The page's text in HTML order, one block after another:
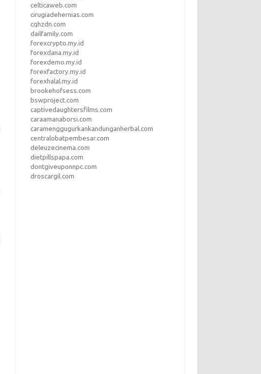
celticaweb.com
cirugiadehernias.com
cqhzdn.com
dailfamily.com
forexcrypto.my.id
forexdana.my.id
forexdemo.my.id
forexfactory.my.id
forexhalal.my.id
brookehofsess.com
bswproject.com
captivedaughtersfilms.com
caraamanaborsi.com
caramenggugurkankandunganherbal.com
centralobatpembesar.com
deleuzecinema.com
dietpillspapa.com
dontgiveuponnpc.com
droscargil.com